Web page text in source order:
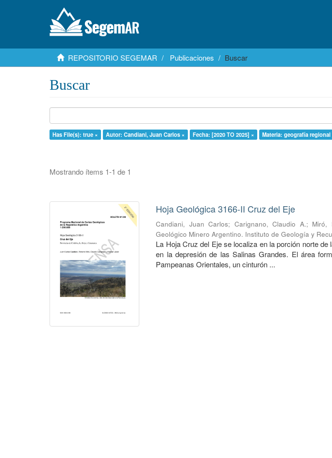
REPOSITORIO SEGEMAR Publicaciones Buscar
Buscar
Has File(s): true × Autor: Candiani, Juan Carlos × Fecha: [2020 TO 2025] × Materia: geografía regional
Mostrando ítems 1-1 de 1
Hoja Geológica 3166-II Cruz del Eje
Candiani, Juan Carlos; Carignano, Claudio A.; Miró,
Geológico Minero Argentino. Instituto de Geología y
La Hoja Cruz del Eje se localiza en la porción norte
en la depresión de las Salinas Grandes. El área
Pampeanas Orientales, un cinturón ...